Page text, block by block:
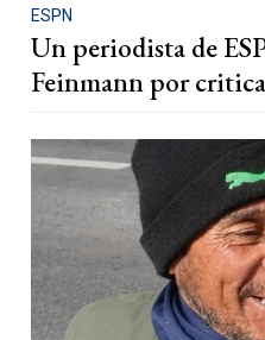
ESPN
Un periodista de
Feinmann por